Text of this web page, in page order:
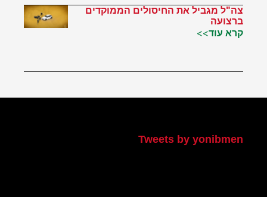
צה"ל מגביל את החיסולים הממוקדים
ברצועה
קרא עוד>>
Tweets by yonibmen